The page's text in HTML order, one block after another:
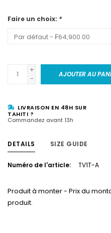
Faire un choix: *
+
-
AJOUTER AU
LIVRAISON EN 48H SUR
TAHITI ?
Commandez avant 13h
DETAILS SIZE GUIDE
Numéro de l'article: TV1T-A
Produit à monter - Prix du
produit.